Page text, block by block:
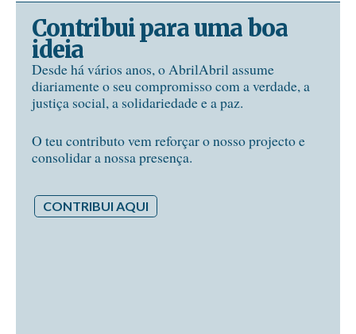
Contribui para uma boa
ideia
Desde há vários anos, o AbrilAbril assume
diariamente o seu compromisso com a verdade, a
justiça social, a solidariedade e a paz.
O teu contributo vem reforçar o nosso projecto e
consolidar a nossa presença.
CONTRIBUI AQUI